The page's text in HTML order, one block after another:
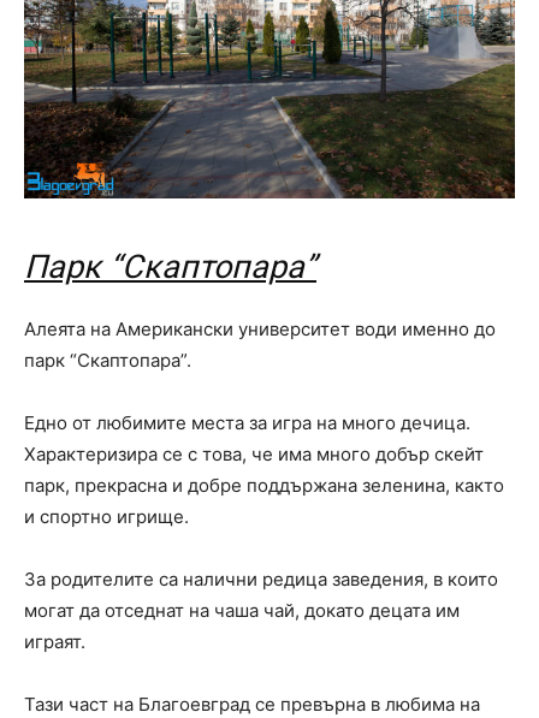
Парк “Скаптопара”
Алеята на Американски университет води именно до
парк “Скаптопара”.
Едно от любимите места за игра на много дечица.
Характеризира се с това, че има много добър скейт
парк, прекрасна и добре поддържана зеленина, както
и спортно игрище.
За родителите са налични редица заведения, в които
могат да отседнат на чаша чай, докато децата им
играят.
Тази част на Благоевград се превърна в любима на